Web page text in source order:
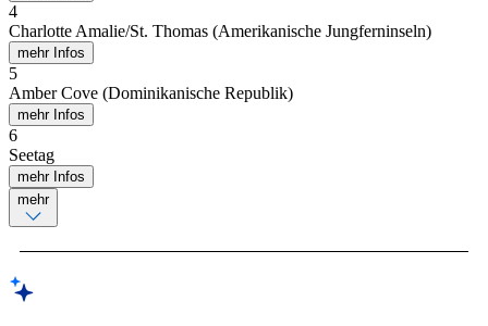
4
Charlotte Amalie/St. Thomas (Amerikanische Jungferninseln)
mehr Infos
5
Amber Cove (Dominikanische Republik)
mehr Infos
6
Seetag
mehr Infos
mehr